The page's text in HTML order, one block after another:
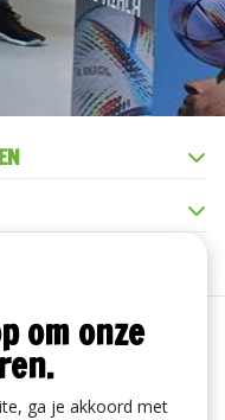
om onze
ga je akkoord met